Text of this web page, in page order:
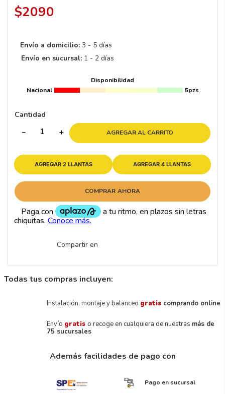
$2090
Envío a domicilio: 3 - 5 días
Envío en sucursal: 1 - 2 días
Disponibilidad
Nacional
5pzs
Cantidad
＋
－ AGREGAR AL CARRITO
AGREGAR 2 LLANTAS AGREGAR 4 LLANTAS
COMPRAR AHORA
Compartir en
Todas tus compras incluyen:
Instalación, montaje y balanceo gratis comprando online
Envío gratis o recoge en cualquiera de nuestras más de
75 sucursales
Además facilidades de pago con
Pago en sucursal